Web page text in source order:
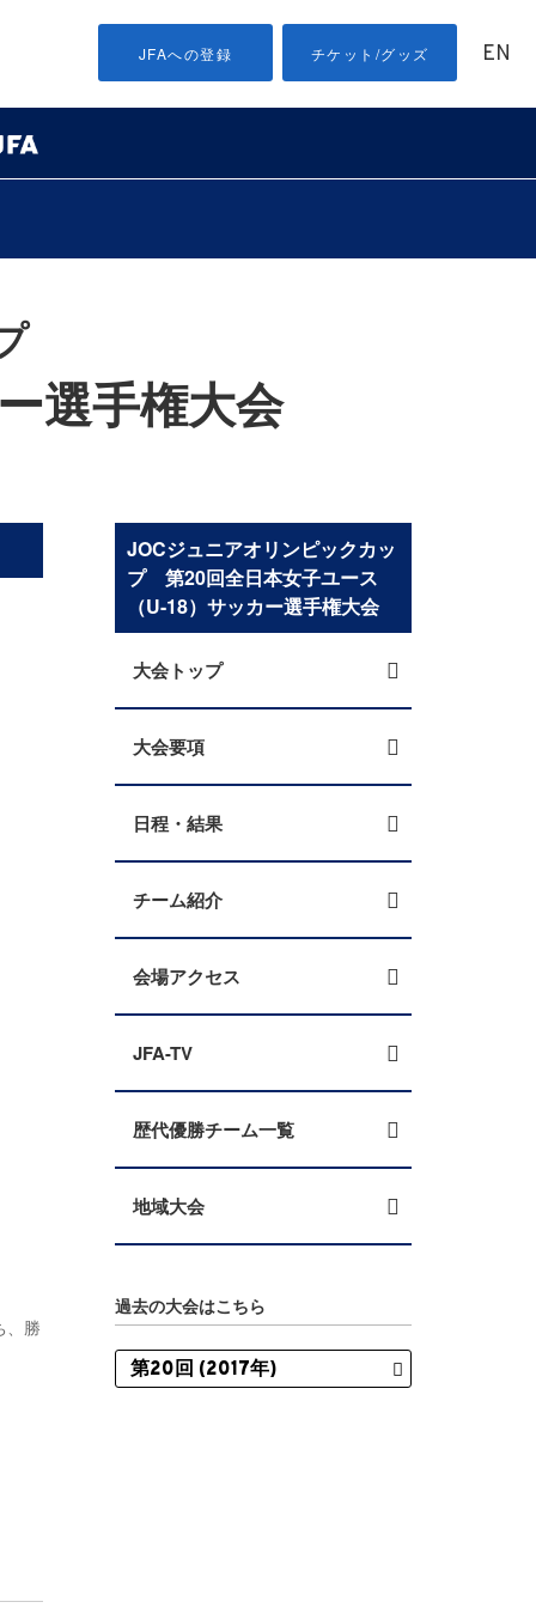
JFAへの登録 チケット/グッズ EN
選手権大会
、勝
JOCジュニアオリンピックカッ
プ 第20回全日本女子ユース
（U-18）サッカー選手権大会
大会トップ
大会要項
日程・結果
チーム紹介
会場アクセス
JFA-TV
歴代優勝チーム一覧
地域大会
過去の大会はこちら